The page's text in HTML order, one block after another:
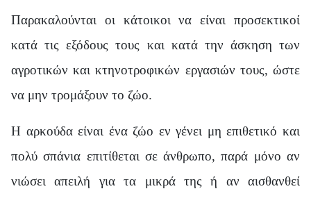
Παρακαλούνται οι κάτοικοι να είναι προσεκτικοί
κατά τις εξόδους τους και κατά την άσκηση των
αγροτικών και κτηνοτροφικών εργασιών τους, ώστε
να μην τρομάξουν το ζώο.
Η αρκούδα είναι ένα ζώο εν γένει μη επιθετικό και
πολύ σπάνια επιτίθεται σε άνθρωπο, παρά μόνο αν
νιώσει απειλή για τα μικρά της ή αν αισθανθεί